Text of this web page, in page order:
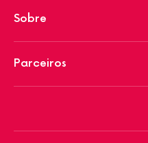
Sobre
Parceiros